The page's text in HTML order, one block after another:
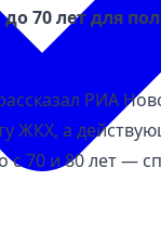
70 лет для
РИА
ЖКХ, а
70 и 80 лет —